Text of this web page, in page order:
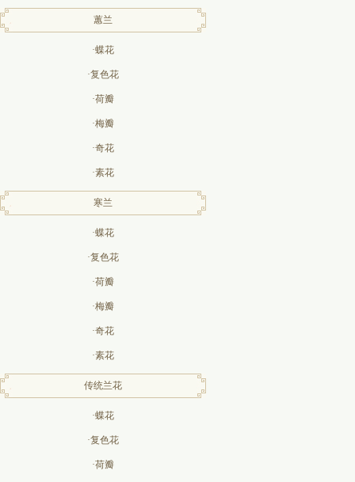
蕙兰
·蝶花
·复色花
·荷瓣
·梅瓣
·奇花
·素花
寒兰
·蝶花
·复色花
·荷瓣
·梅瓣
·奇花
·素花
传统兰花
·蝶花
·复色花
·荷瓣